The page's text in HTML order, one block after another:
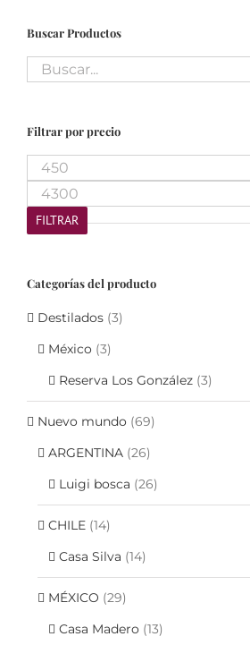
Buscar Productos
Filtrar por precio
Precio
mínimo
Precio
máximo
FILTRAR
Categorías del producto
Destilados (3)
México (3)
Reserva Los González (3)
Nuevo mundo (69)
ARGENTINA (26)
Luigi bosca (26)
CHILE (14)
Casa Silva (14)
MÉXICO (29)
Casa Madero (13)